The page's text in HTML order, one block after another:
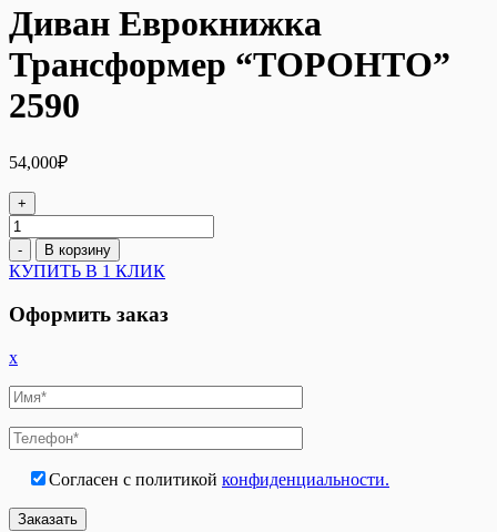
Диван Еврокнижка
Трансформер “ТОРОНТО”
2590
54,000₽
+
Количество
товара
Диван
Еврокнижка
Трансформер
"ТОРОНТО"
- В корзину
КУПИТЬ В 1 КЛИК
Оформить заказ
x
Согласен с политикой конфиденциальности.